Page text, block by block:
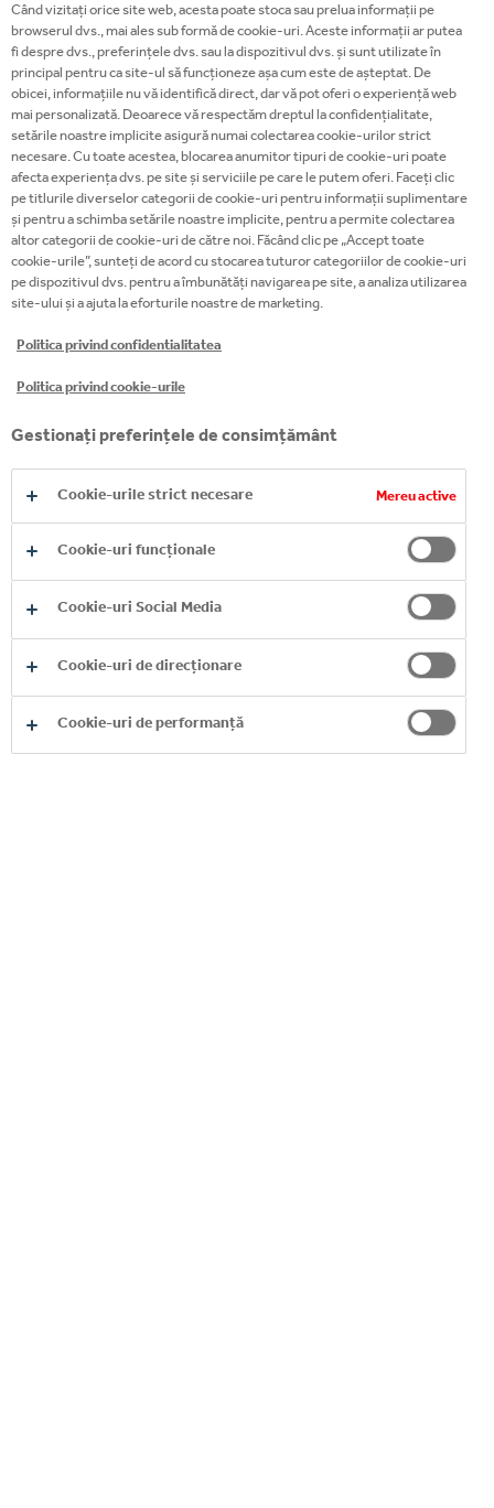
ORDER ANYWHERE,
ANYTIME
Enjoy Customer Portal, an easy and convenient way
promotions, receive an exceptional support and get
access to valuable services, all just a click away.
Când vizitați orice site web, acesta poate stoca sau prelua informații pe
browserul dvs., mai ales sub formă de cookie-uri. Aceste informații ar putea
fi despre dvs., preferințele dvs. sau la dispozitivul dvs. și sunt utilizate în
principal pentru ca site-ul să funcționeze așa cum este de așteptat. De
obicei, informațiile nu vă identifică direct, dar vă pot oferi o experiență web
mai personalizată. Deoarece vă respectăm dreptul la confidențialitate,
setările noastre implicite asigură numai colectarea cookie-urilor strict
necesare. Cu toate acestea, blocarea anumitor tipuri de cookie-uri poate
afecta experiența dvs. pe site și serviciile pe care le putem oferi. Faceți clic
pe titlurile diverselor categorii de cookie-uri pentru informații suplimentare
și pentru a schimba setările noastre implicite, pentru a permite colectarea
altor categorii de cookie-uri de către noi. Făcând clic pe „Accept toate
cookie-urile”, sunteți de acord cu stocarea tuturor categoriilor de cookie-uri
pe dispozitivul dvs. pentru a îmbunătăți navigarea pe site, a analiza utilizarea
site-ului și a ajuta la eforturile noastre de marketing.
Politica privind confidentialitatea
Politica privind cookie-urile
Gestionați preferințele de consimțământ
Cookie-urile strict necesare Mereu active
Cookie-uri funcționale
Cookie-uri Social Media
Cookie-uri de direcționare
Cookie-uri de performanță